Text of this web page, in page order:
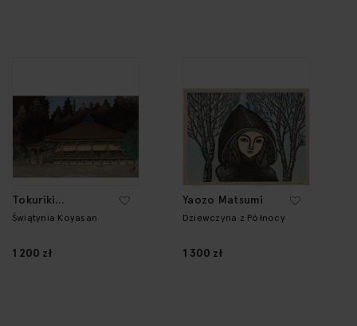
Tokuriki
Tomikichirō
Świątynia Koyasan
1 200 zł
Yaozo Matsumi
Dziewczyna z Północy
1 300 zł